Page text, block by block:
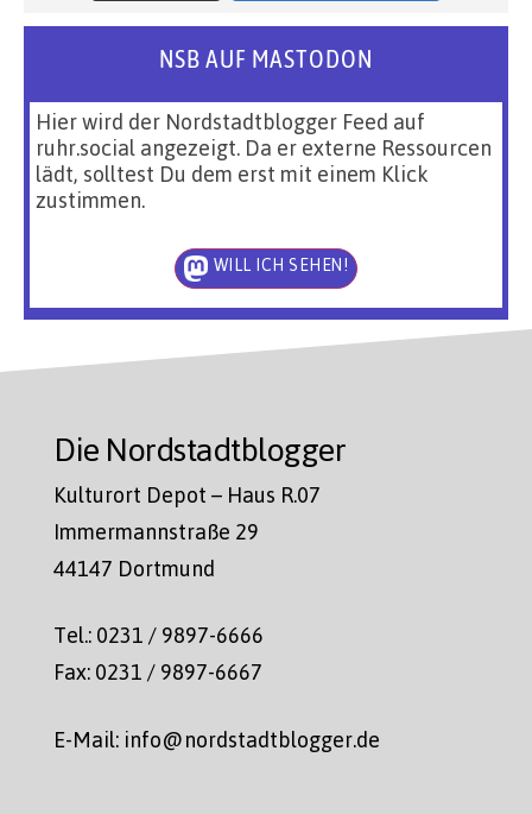
NSB AUF MASTODON
Hier wird der Nordstadtblogger Feed auf
ruhr.social angezeigt. Da er externe Ressourcen
lädt, solltest Du dem erst mit einem Klick
zustimmen.
WILL ICH SEHEN!
Die Nordstadtblogger
Kulturort Depot – Haus R.07
Immermannstraße 29
44147 Dortmund
Tel.: 0231 / 9897-6666
Fax: 0231 / 9897-6667
E-Mail: info@nordstadtblogger.de